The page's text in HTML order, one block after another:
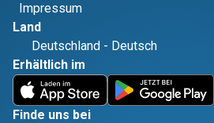
Impressum
Land
Deutschland - Deutsch
Erhältlich im
Finde uns bei